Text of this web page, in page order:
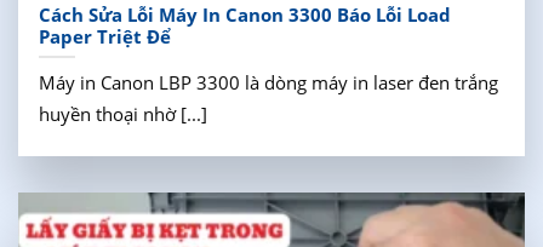
Cách Sửa Lỗi Máy In Canon 3300 Báo Lỗi Load
Paper Triệt Để
Máy in Canon LBP 3300 là dòng máy in laser đen trắng
huyền thoại nhờ [...]